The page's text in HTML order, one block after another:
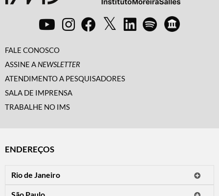
FALE CONOSCO
ASSINE A NEWSLETTER
ATENDIMENTO A PESQUISADORES
SALA DE IMPRENSA
TRABALHE NO IMS
ENDEREÇOS
Rio de Janeiro